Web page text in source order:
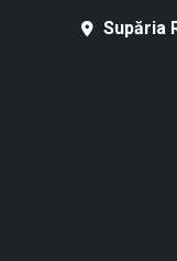
Supăria